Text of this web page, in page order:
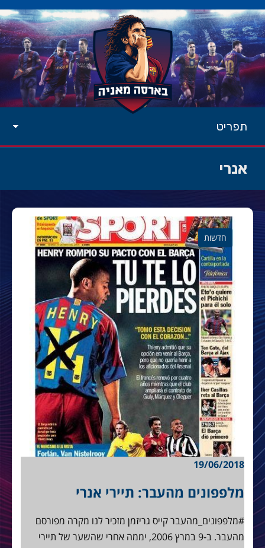
תפריט
אנרי
חדשות
19/06/2018
מלפפונים מהעבר: תיירי אנרי
#מלפפונים_מהעבר קייס גריזמן מזכיר לנו מקרה מפורסם
מהעבר. ב-9 במרץ 2006, יממה אחרי שהשער של תיירי